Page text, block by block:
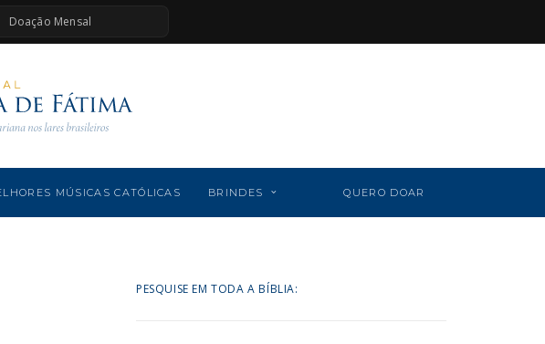
Doação Mensal
MÚSICAS CATÓLICAS BRINDES QUERO DOAR
PESQUISE EM TODA A BÍBLIA: